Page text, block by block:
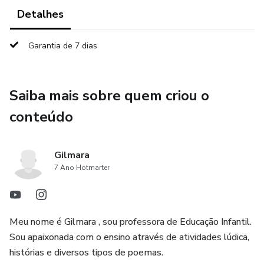
à diversidade e da garantia de direitos fundamentais.
Tamanho aproximado 1,20 X1,40 metros
Detalhes
Garantia de 7 dias
Saiba mais sobre quem criou o
conteúdo
Gilmara
7 Ano Hotmarter
Meu nome é Gilmara , sou professora de Educação Infantil.
Sou apaixonada com o ensino através de atividades lúdica,
histórias e diversos tipos de poemas.